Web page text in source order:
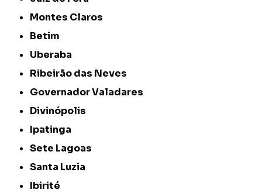
Montes Claros
Betim
Uberaba
Ribeirão das Neves
Governador Valadares
Divinópolis
Ipatinga
Sete Lagoas
Santa Luzia
Ibirité